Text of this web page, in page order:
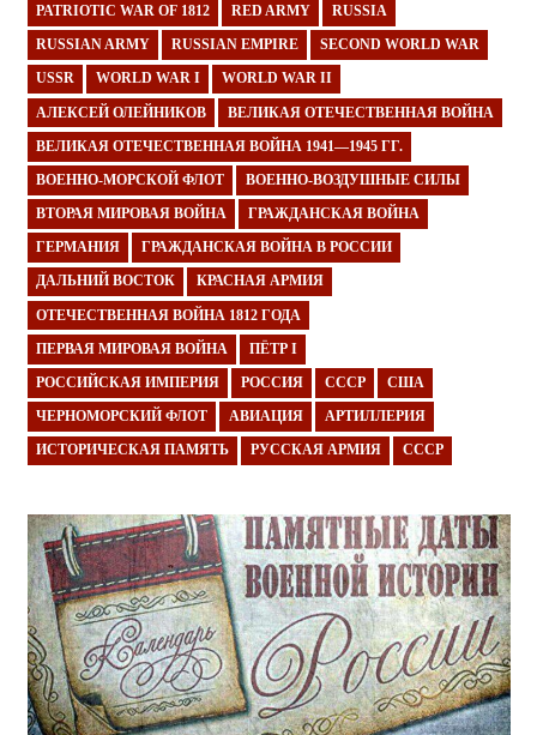
PATRIOTIC WAR OF 1812 RED ARMY RUSSIA
RUSSIAN ARMY RUSSIAN EMPIRE SECOND WORLD WAR
USSR WORLD WAR I WORLD WAR II
АЛЕКСЕЙ ОЛЕЙНИКОВ ВЕЛИКАЯ ОТЕЧЕСТВЕННАЯ ВОЙНА
ВЕЛИКАЯ ОТЕЧЕСТВЕННАЯ ВОЙНА 1941—1945 ГГ.
ВОЕННО-МОРСКОЙ ФЛОТ ВОЕННО-ВОЗДУШНЫЕ СИЛЫ
ВТОРАЯ МИРОВАЯ ВОЙНА ГРАЖДАНСКАЯ ВОЙНА
ГЕРМАНИЯ ГРАЖДАНСКАЯ ВОЙНА В РОССИИ
ДАЛЬНИЙ ВОСТОК КРАСНАЯ АРМИЯ
ОТЕЧЕСТВЕННАЯ ВОЙНА 1812 ГОДА
ПЕРВАЯ МИРОВАЯ ВОЙНА ПЁТР I
РОССИЙСКАЯ ИМПЕРИЯ РОССИЯ СССР США
ЧЕРНОМОРСКИЙ ФЛОТ АВИАЦИЯ АРТИЛЛЕРИЯ
ИСТОРИЧЕСКАЯ ПАМЯТЬ РУССКАЯ АРМИЯ СССР